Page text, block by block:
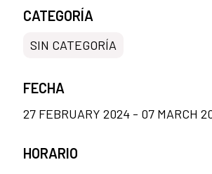
CATEGORÍA
SIN CATEGORÍA
FECHA
27 FEBRUARY 2024 - 07 MARCH
HORARIO